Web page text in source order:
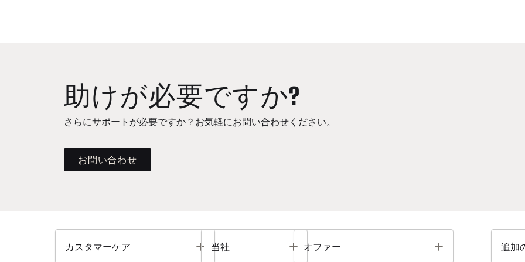
助けが必要ですか?
さらにサポートが必要ですか？お気軽にお問い合わせください。
お問い合わせ
カスタマーケア Toggle
当社 Toggle
オファー Toggle 追加